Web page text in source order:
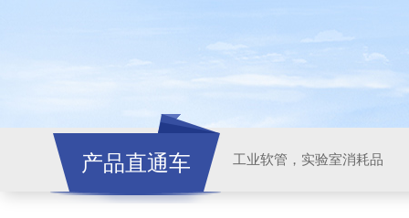
产品直通车 工业软管，实验室消耗品